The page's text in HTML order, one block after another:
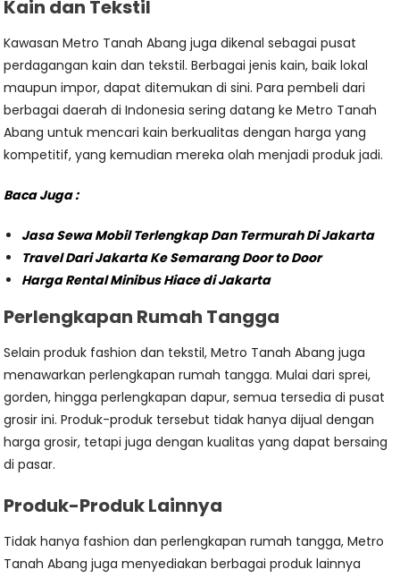
Kain dan Tekstil
Kawasan Metro Tanah Abang juga dikenal sebagai pusat
perdagangan kain dan tekstil. Berbagai jenis kain, baik lokal
maupun impor, dapat ditemukan di sini. Para pembeli dari
berbagai daerah di Indonesia sering datang ke Metro Tanah
Abang untuk mencari kain berkualitas dengan harga yang
kompetitif, yang kemudian mereka olah menjadi produk jadi.
Baca Juga :
Jasa Sewa Mobil Terlengkap Dan Termurah Di Jakarta
Travel Dari Jakarta Ke Semarang Door to Door
Harga Rental Minibus Hiace di Jakarta
Perlengkapan Rumah Tangga
Selain produk fashion dan tekstil, Metro Tanah Abang juga
menawarkan perlengkapan rumah tangga. Mulai dari sprei,
gorden, hingga perlengkapan dapur, semua tersedia di pusat
grosir ini. Produk-produk tersebut tidak hanya dijual dengan
harga grosir, tetapi juga dengan kualitas yang dapat bersaing
di pasar.
Produk-Produk Lainnya
Tidak hanya fashion dan perlengkapan rumah tangga, Metro
Tanah Abang juga menyediakan berbagai produk lainnya